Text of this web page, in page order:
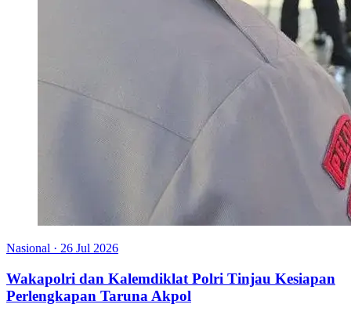
Nasional · 26 Jul 2026
Wakapolri dan Kalemdiklat Polri Tinjau Kesiapan
Perlengkapan Taruna Akpol